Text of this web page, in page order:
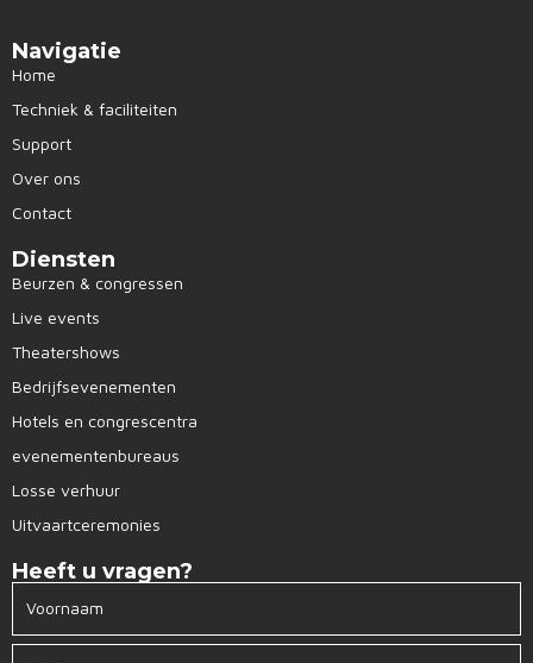
Navigatie
Home
Techniek & faciliteiten
Support
Over ons
Contact
Diensten
Beurzen & congressen
Live events
Theatershows
Bedrijfsevenementen
Hotels en congrescentra
evenementenbureaus
Losse verhuur
Uitvaartceremonies
Heeft u vragen?